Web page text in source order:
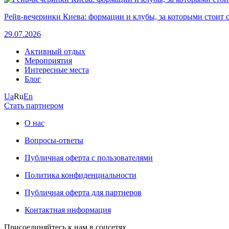
Рейв-вечеринки Киева: формации и клубы, за которыми стоит
29.07.2026
Активный отдых
Мероприятия
Интересные места
Блог
UaRuEn
Стать партнером
О нас
Вопросы-ответы
Публичная оферта с пользователями
Политика конфиденциальности
Публичная оферта для партнеров
Контактная информация